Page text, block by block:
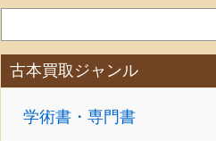
古本買取ジャンル
学術書・専門書